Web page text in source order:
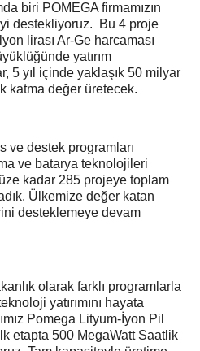
biri POMEGA firmamızın
destekliyoruz. Bu 4 proje
lirası Ar-Ge harcaması
yatırım
5 yıl içinde yaklaşık 50 milyar
katma değer üretecek.
ve destek programları
ve batarya teknolojileri
kadar 285 projeye toplam
Ülkemize değer katan
desteklemeye devam
olarak farklı programlarla
yatırımını hayata
Pomega Lityum-İyon Pil
etapta 500 MegaWatt Saatlik